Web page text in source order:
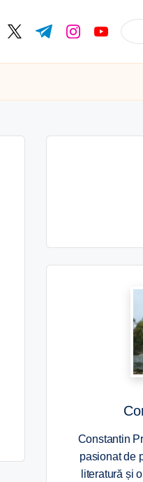
Constantin
pasionat de
literatură și